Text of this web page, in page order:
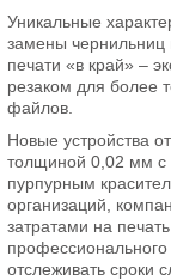
Уникальные
замены чернильниц
печати «в край» –
резаком для более
файлов.
Новые устройства
толщиной 0,02 мм с
пурпурным
организаций,
затратами на
профессионального
отслеживать сроки